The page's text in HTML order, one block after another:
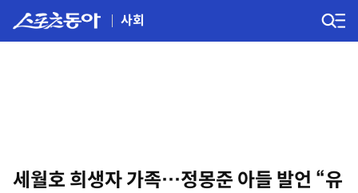
사회
세월호 희생자 가족…정몽준 아들 발언 “유